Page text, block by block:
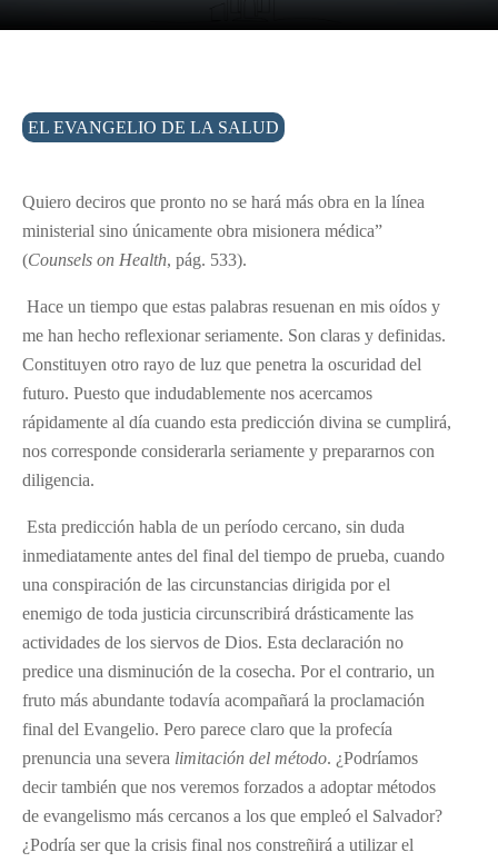
EL EVANGELIO DE LA SALUD
Quiero deciros que pronto no se hará más obra en la línea
ministerial sino únicamente obra misionera médica”
(Counsels on Health, pág. 533).
Hace un tiempo que estas palabras resuenan en mis oídos y
me han hecho reflexionar seriamente. Son claras y definidas.
Constituyen otro rayo de luz que penetra la oscuridad del
futuro. Puesto que indudablemente nos acercamos
rápidamente al día cuando esta predicción divina se cumplirá,
nos corresponde considerarla seriamente y prepararnos con
diligencia.
Esta predicción habla de un período cercano, sin duda
inmediatamente antes del final del tiempo de prueba, cuando
una conspiración de las circunstancias dirigida por el
enemigo de toda justicia circunscribirá drásticamente las
actividades de los siervos de Dios. Esta declaración no
predice una disminución de la cosecha. Por el contrario, un
fruto más abundante todavía acompañará la proclamación
final del Evangelio. Pero parece claro que la profecía
prenuncia una severa limitación del método. ¿Podríamos
decir también que nos veremos forzados a adoptar métodos
de evangelismo más cercanos a los que empleó el Salvador?
¿Podría ser que la crisis final nos constreñirá a utilizar el